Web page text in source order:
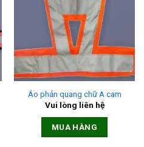
Áo phản quang chữ A cam
Vui lòng liên hệ
MUA HÀNG